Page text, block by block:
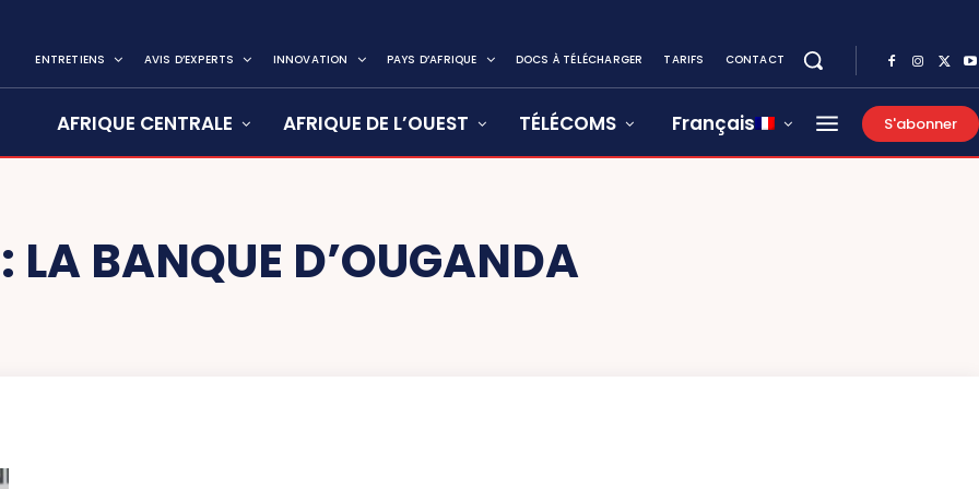
ENTRETIENS AVIS D’EXPERTS INNOVATION PAYS D’AFRIQUE DOCS À TÉLÉCHARGER TARIFS CONTACT
AFRIQUE CENTRALE AFRIQUE DE L’OUEST TÉLÉCOMS Français S'abonner
LA BANQUE D’OUGANDA